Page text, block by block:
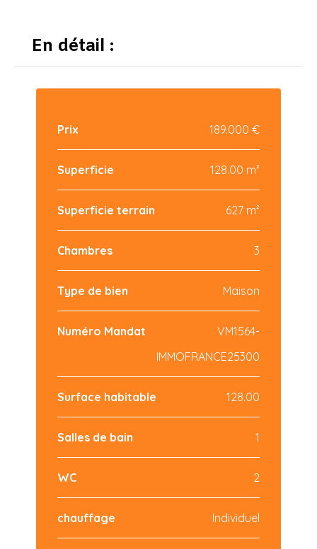
En détail :
Prix 189.000 €
Superficie 128.00 m²
Superficie terrain 627 m²
Chambres 3
Type de bien Maison
Numéro Mandat
VM1564-
IMMOFRANCE25300
Surface habitable 128.00
Salles de bain 1
WC 2
chauffage Individuel